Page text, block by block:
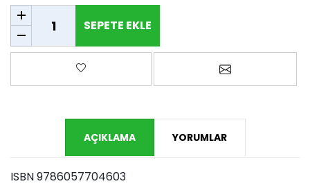
SEPETE EKLE
SEPETE EKLE
Favorilere ekle Arkadaşına
AÇIKLAMA YORUMLAR
ISBN 9786057704603